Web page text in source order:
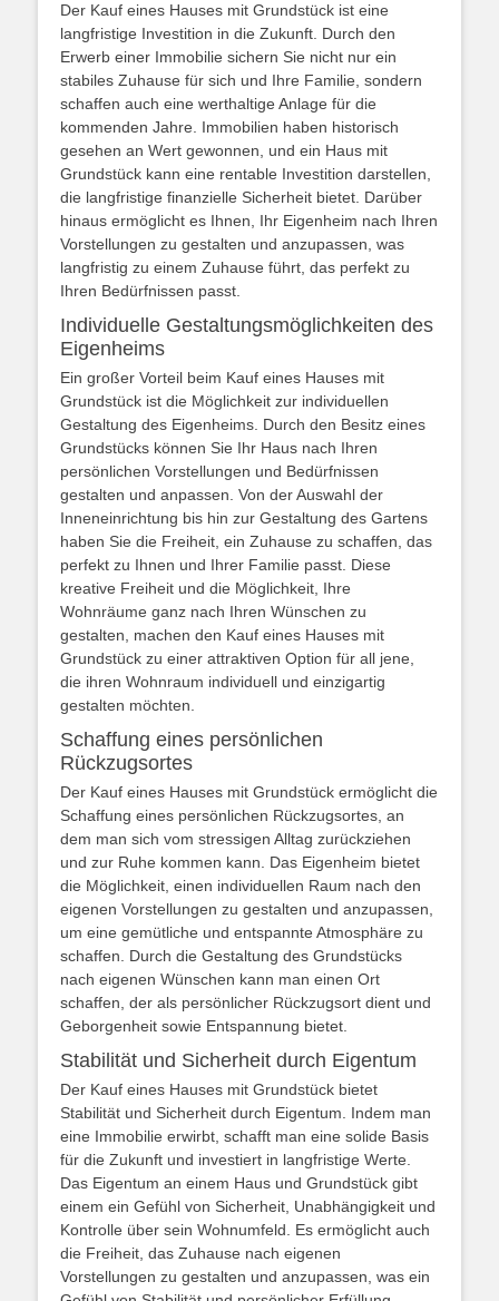
Der Kauf eines Hauses mit Grundstück ist eine
langfristige Investition in die Zukunft. Durch den
Erwerb einer Immobilie sichern Sie nicht nur ein
stabiles Zuhause für sich und Ihre Familie, sondern
schaffen auch eine werthaltige Anlage für die
kommenden Jahre. Immobilien haben historisch
gesehen an Wert gewonnen, und ein Haus mit
Grundstück kann eine rentable Investition darstellen,
die langfristige finanzielle Sicherheit bietet. Darüber
hinaus ermöglicht es Ihnen, Ihr Eigenheim nach Ihren
Vorstellungen zu gestalten und anzupassen, was
langfristig zu einem Zuhause führt, das perfekt zu
Ihren Bedürfnissen passt.
Individuelle Gestaltungsmöglichkeiten des
Eigenheims
Ein großer Vorteil beim Kauf eines Hauses mit
Grundstück ist die Möglichkeit zur individuellen
Gestaltung des Eigenheims. Durch den Besitz eines
Grundstücks können Sie Ihr Haus nach Ihren
persönlichen Vorstellungen und Bedürfnissen
gestalten und anpassen. Von der Auswahl der
Inneneinrichtung bis hin zur Gestaltung des Gartens
haben Sie die Freiheit, ein Zuhause zu schaffen, das
perfekt zu Ihnen und Ihrer Familie passt. Diese
kreative Freiheit und die Möglichkeit, Ihre
Wohnräume ganz nach Ihren Wünschen zu
gestalten, machen den Kauf eines Hauses mit
Grundstück zu einer attraktiven Option für all jene,
die ihren Wohnraum individuell und einzigartig
gestalten möchten.
Schaffung eines persönlichen
Rückzugsortes
Der Kauf eines Hauses mit Grundstück ermöglicht die
Schaffung eines persönlichen Rückzugsortes, an
dem man sich vom stressigen Alltag zurückziehen
und zur Ruhe kommen kann. Das Eigenheim bietet
die Möglichkeit, einen individuellen Raum nach den
eigenen Vorstellungen zu gestalten und anzupassen,
um eine gemütliche und entspannte Atmosphäre zu
schaffen. Durch die Gestaltung des Grundstücks
nach eigenen Wünschen kann man einen Ort
schaffen, der als persönlicher Rückzugsort dient und
Geborgenheit sowie Entspannung bietet.
Stabilität und Sicherheit durch Eigentum
Der Kauf eines Hauses mit Grundstück bietet
Stabilität und Sicherheit durch Eigentum. Indem man
eine Immobilie erwirbt, schafft man eine solide Basis
für die Zukunft und investiert in langfristige Werte.
Das Eigentum an einem Haus und Grundstück gibt
einem ein Gefühl von Sicherheit, Unabhängigkeit und
Kontrolle über sein Wohnumfeld. Es ermöglicht auch
die Freiheit, das Zuhause nach eigenen
Vorstellungen zu gestalten und anzupassen, was ein